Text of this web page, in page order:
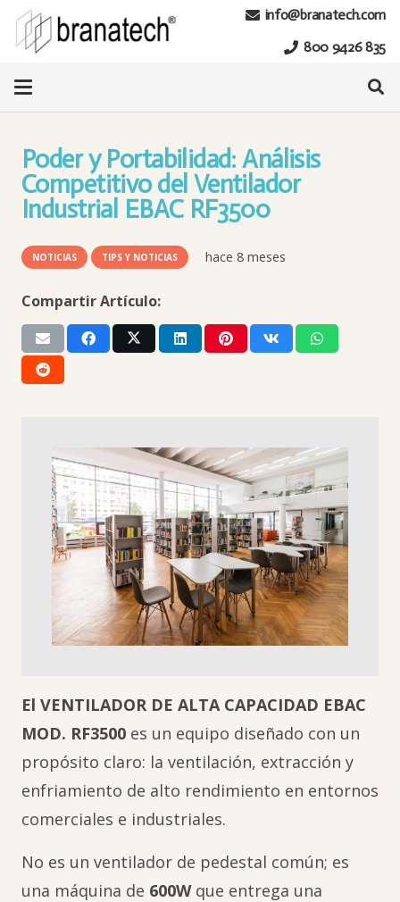
info@branatech.com
800 9426 835
Poder y Portabilidad: Análisis
Competitivo del Ventilador
Industrial EBAC RF3500
NOTICIAS TIPS Y NOTICIAS hace 8 meses
Compartir Artículo:
El VENTILADOR DE ALTA CAPACIDAD EBAC
MOD. RF3500 es un equipo diseñado con un
propósito claro: la ventilación, extracción y
enfriamiento de alto rendimiento en entornos
comerciales e industriales.
No es un ventilador de pedestal común; es
una máquina de 600Wque entrega una